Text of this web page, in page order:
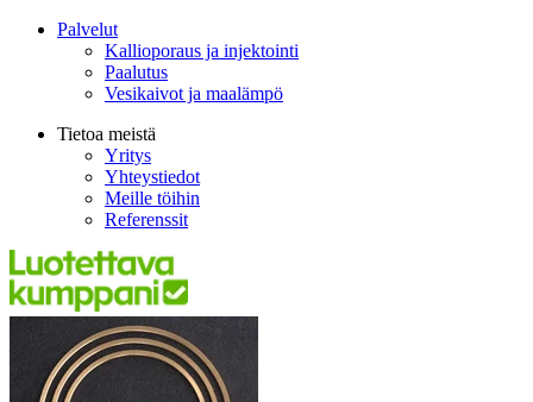
Palvelut
Kallioporaus ja injektointi
Paalutus
Vesikaivot ja maalämpö
Tietoa meistä
Yritys
Yhteystiedot
Meille töihin
Referenssit